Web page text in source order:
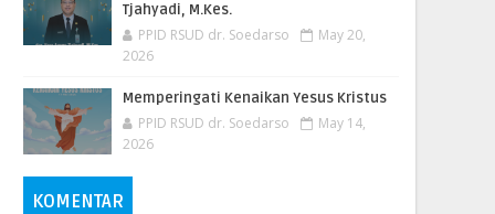
Tjahyadi, M.Kes.
PPID RSUD dr. Soedarso
May 20,
2026
Memperingati Kenaikan Yesus Kristus
PPID RSUD dr. Soedarso
May 14,
2026
KOMENTAR